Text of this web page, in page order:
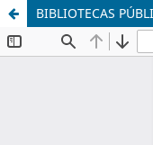
BIBLIOTECAS